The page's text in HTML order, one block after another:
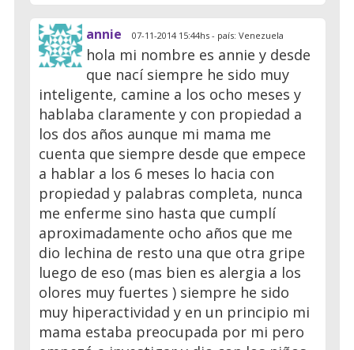
annie 07-11-2014 15:44hs - país: Venezuela
hola mi nombre es annie y desde
que nací siempre he sido muy
inteligente, camine a los ocho meses y
hablaba claramente y con propiedad a
los dos años aunque mi mama me
cuenta que siempre desde que empece
a hablar a los 6 meses lo hacia con
propiedad y palabras completa, nunca
me enferme sino hasta que cumplí
aproximadamente ocho años que me
dio lechina de resto una que otra gripe
luego de eso (mas bien es alergia a los
olores muy fuertes ) siempre he sido
muy hiperactividad y en un principio mi
mama estaba preocupada por mi pero